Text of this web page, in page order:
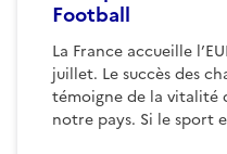
Football
La France accueille
juillet. Le succès des
témoigne de la vitalité
notre pays. Si le sport